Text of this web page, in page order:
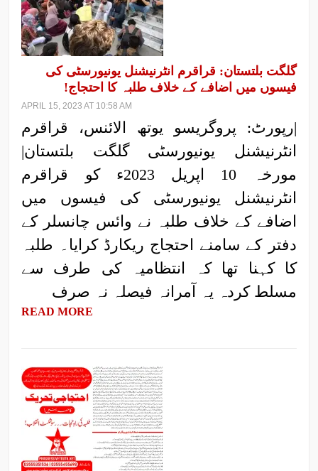
گلگت بلتستان: قراقرم انٹرنیشنل یونیورسٹی کی
فیسوں میں اضافے کے خلاف طلبہ کا احتجاج!
APRIL 15, 2023 AT 10:58 AM
|رپورٹ: پروگریسو یوتھ الائنس، قراقرم
انٹرنیشنل یونیورسٹی گلگت بلتستان|
مورخہ 10 اپریل 2023ء کو قراقرم
انٹرنیشنل یونیورسٹی کی فیسوں میں
اضافے کے خلاف طلبہ نے وائس چانسلر کے
دفتر کے سامنے احتجاج ریکارڈ کرایا۔ طلبہ
کا کہنا تھا کہ انتظامیہ کی طرف سے
مسلط کردہ یہ آمرانہ فیصلہ نہ صرف
READ MORE